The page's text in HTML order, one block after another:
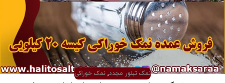
نمک تبلور مجدد, نمک خوراکی